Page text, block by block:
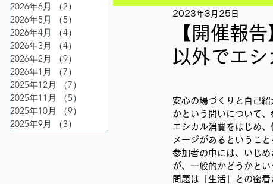
2026年6月
（2）
2件の記事
2026年5月
（5）
2026年4月
（4）
2026年3月
（4）
2026年2月
（9）
2026年1月
（7）
2025年12月
（7）
2025年11月
（5）
2025年10月
（9）
2025年9月
（3）
Ethical＆Sustainably
IMPACT Japan studytour
かなさうちなー セルフケア
SDGカフェでふらっとアクション
【開催報
以外でエ
2023年3月25日
安心の場づくりと自己
かという問いについて
エシカル消費をはじめ
メージがあるということ
参加者の中には、いじ
が、一般的かどうかと
問題は「生活」との密